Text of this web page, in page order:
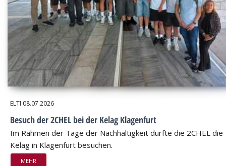
ELTI 08.07.2026
Besuch der 2CHEL bei der Kelag Klagenfurt
Im Rahmen der Tage der Nachhaltigkeit durfte die 2CHEL die
Kelag in Klagenfurt besuchen.
MEHR